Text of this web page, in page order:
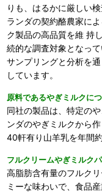
りも、はるかに厳しい
ランダの契約酪農家に
ク製品の高品質を維 持
続的な調査対象となっ
サンプリングと分析を
しています。
原料であるやぎミルクに
同社の製品は、特定の
ンダのやぎミルクから
40軒有り山羊乳を年間
フルクリームやぎミルク
高脂肪含有量のフルク
ミーな味わいで、食品